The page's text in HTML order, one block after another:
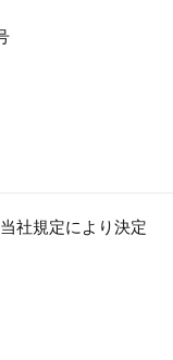
社規定により決定